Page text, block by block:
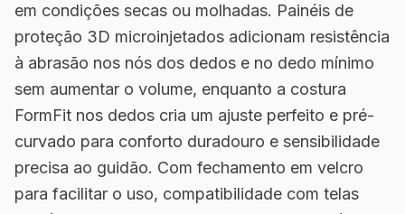
em condições secas ou molhadas. Painéis de
proteção 3D microinjetados adicionam resistência
à abrasão nos nós dos dedos e no dedo mínimo
sem aumentar o volume, enquanto a costura
FormFit nos dedos cria um ajuste perfeito e pré-
curvado para conforto duradouro e sensibilidade
precisa ao guidão. Com fechamento em velcro
para facilitar o uso, compatibilidade com telas